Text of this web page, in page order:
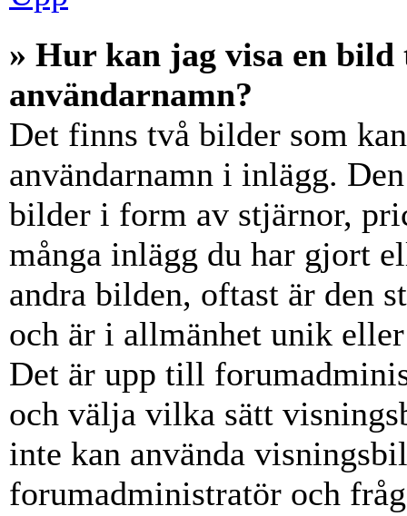
» Hur kan jag visa en
användarnamn?
Det finns två bilder som
användarnamn i inlägg.
bilder i form av stjärnor,
många inlägg du har gjort
andra bilden, oftast är den
och är i allmänhet unik
Det är upp till
och välja vilka sätt
inte kan använda
forumadministratör och